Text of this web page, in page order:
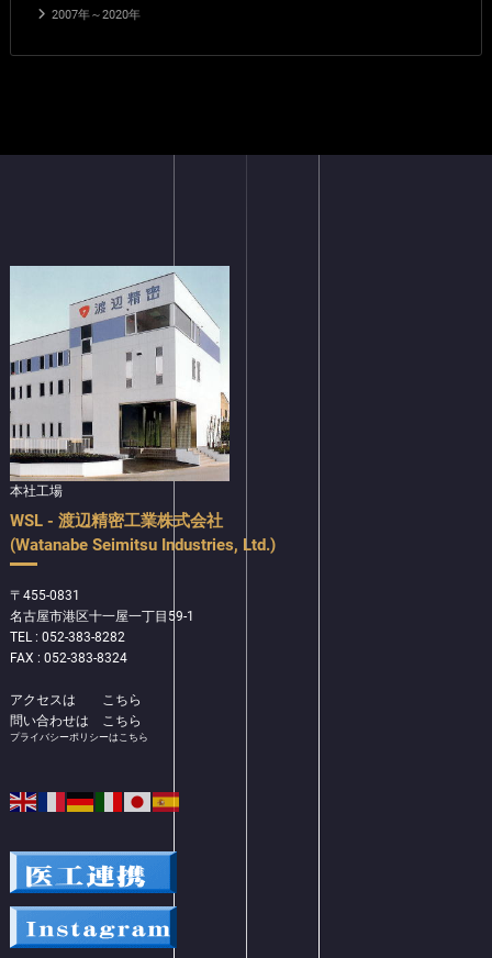
2007年～2020年
本社工場
WSL - 渡辺精密工業株式会社
(Watanabe Seimitsu Industries, Ltd.)
〒455-0831
名古屋市港区十一屋一丁目59-1
TEL : 052-383-8282
FAX : 052-383-8324
アクセスは
こちら
問い合わせは
こちら
プライバシーポリシーはこちら